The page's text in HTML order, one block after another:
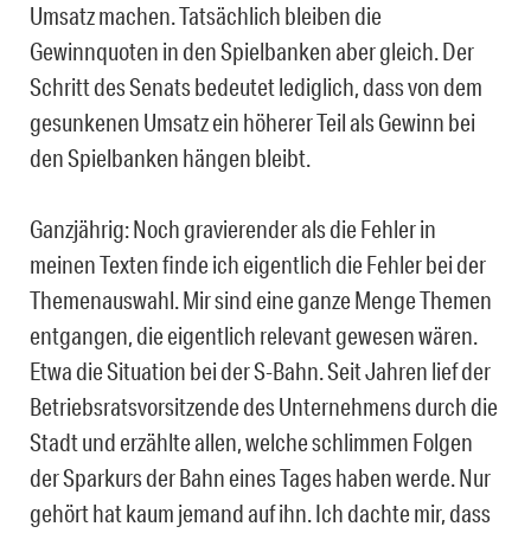
Umsatz machen. Tatsächlich bleiben die
Gewinnquoten in den Spielbanken aber gleich. Der
Schritt des Senats bedeutet lediglich, dass von dem
gesunkenen Umsatz ein höherer Teil als Gewinn bei
den Spielbanken hängen bleibt.
Ganzjährig: Noch gravierender als die Fehler in
meinen Texten finde ich eigentlich die Fehler bei der
Themenauswahl. Mir sind eine ganze Menge Themen
entgangen, die eigentlich relevant gewesen wären.
Etwa die Situation bei der S-Bahn. Seit Jahren lief der
Betriebsratsvorsitzende des Unternehmens durch die
Stadt und erzählte allen, welche schlimmen Folgen
der Sparkurs der Bahn eines Tages haben werde. Nur
gehört hat kaum jemand auf ihn. Ich dachte mir, dass